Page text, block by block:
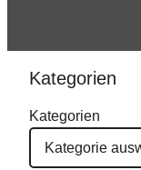
Kategorien
Kategorien